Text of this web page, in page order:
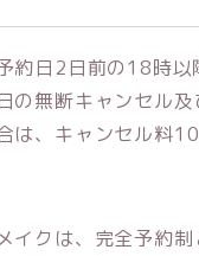
約日2日前の18時以
の無断キャンセル
は、キャンセル料
イクは、完全予約制